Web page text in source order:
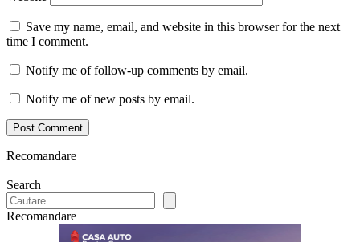
Save my name, email, and website in this browser for the next
time I comment.
Notify me of follow-up comments by email.
Notify me of new posts by email.
Recomandare
Search
Recomandare